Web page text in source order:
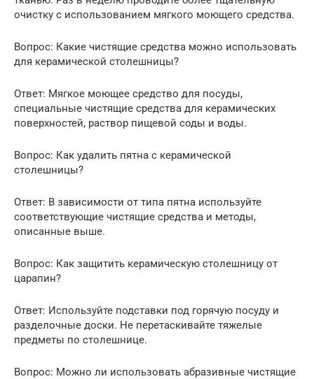
очистку с использованием мягкого моющего средства.
Вопрос: Какие чистящие средства можно использовать
для керамической столешницы?
Ответ: Мягкое моющее средство для посуды,
специальные чистящие средства для керамических
поверхностей, раствор пищевой соды и воды.
Вопрос: Как удалить пятна с керамической
столешницы?
Ответ: В зависимости от типа пятна используйте
соответствующие чистящие средства и методы,
описанные выше.
Вопрос: Как защитить керамическую столешницу от
царапин?
Ответ: Используйте подставки под горячую посуду и
разделочные доски. Не перетаскивайте тяжелые
предметы по столешнице.
Вопрос: Можно ли использовать абразивные чистящие